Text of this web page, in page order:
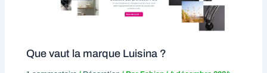
Que vaut la marque Luisina ?